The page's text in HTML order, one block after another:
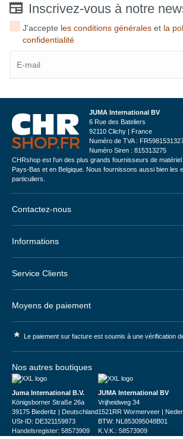
Inscrivez-vous à notre
J'accepte les conditions générales et la
confidentialité
JUMA International BV
6 Rue des Bateliers
92110 Clichy | France
Numéro de TVA :
Numéro Siren : 815313275
CHRshop est l'un des plus grands fournisseurs de
Pays-Bas et en Belgique. Nous fournissons aussi bien les
particuliers.
Contactez-nous
Informations
Service Clients
Moyens de paiement
* Le paiement sur facture est soumis à une vérification
Nos autres boutiques
Juma International B.V.
Königsborner Straße 26a
39175 Biederitz | Deutschland
USt-ID: DE321159873
Handelsregister: 58573909
JUMA International BV
Vrijheidweg 34
1521RR Wormerveer |
BTW: NL853095048B01
K.V.K.: 58573909